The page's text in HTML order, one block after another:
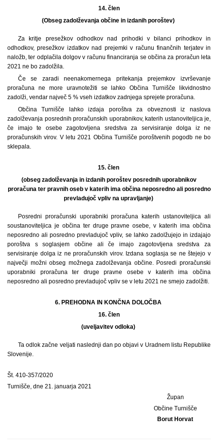
14. člen
(Obseg zadolževanja občine in izdanih poroštev)
Za kritje presežkov odhodkov nad prihodki v bilanci prihodkov in
odhodkov, presežkov izdatkov nad prejemki v računu finančnih terjatev in
naložb, ter odplačila dolgov v računu financiranja se občina za proračun leta
2021 ne bo zadolžila.
Če se zaradi neenakomernega pritekanja prejemkov izvrševanje
proračuna ne more uravnotežiti se lahko Občina Turnišče likvidnostno
zadolži, vendar največ 5 % vseh izdatkov zadnjega sprejete proračuna.
Občina Turnišče lahko izdaja poroštva za obveznosti iz naslova
zadolževanja posrednih proračunskih uporabnikov, katerih ustanoviteljica je,
če imajo te osebe zagotovljena sredstva za servisiranje dolga iz ne
proračunskih virov. V letu 2021 Občina Turnišče poroštvenih pogodb ne bo
sklepala.
15. člen
(obseg zadolževanja in izdanih poroštev posrednih uporabnikov
proračuna ter pravnih oseb v katerih ima občina neposredno ali posredno
prevladujoč vpliv na upravljanje)
Posredni proračunski uporabniki proračuna katerih ustanoviteljica ali
soustanoviteljica je občina ter druge pravne osebe, v katerih ima občina
neposredno ali posredno prevladujoč vpliv, se lahko zadolžujejo in izdajajo
poroštva s soglasjem občine ali če imajo zagotovljena sredstva za
servisiranje dolga iz ne proračunskih virov. Izdana soglasja se ne štejejo v
največji možni obseg možnega zadolževanja občine. Posredi proračunski
uporabniki proračuna ter druge pravne osebe v katerih ima občina
neposredno ali posredno prevladujoč vpliv se v letu 2021 ne smejo zadolžiti.
6. PREHODNA IN KONČNA DOLOČBA
16. člen
(uveljavitev odloka)
Ta odlok začne veljati naslednji dan po objavi v Uradnem listu Republike
Slovenije.
Št. 410-357/2020
Turnišče, dne 21. januarja 2021
Župan
Občine Turnišče
Borut Horvat